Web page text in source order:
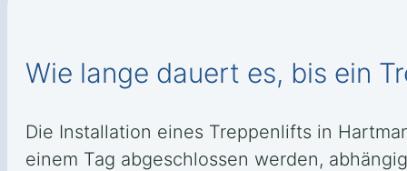
Wie lange dauert es, bis ein
Die Installation eines Treppenlifts in
einem Tag abgeschlossen werden,